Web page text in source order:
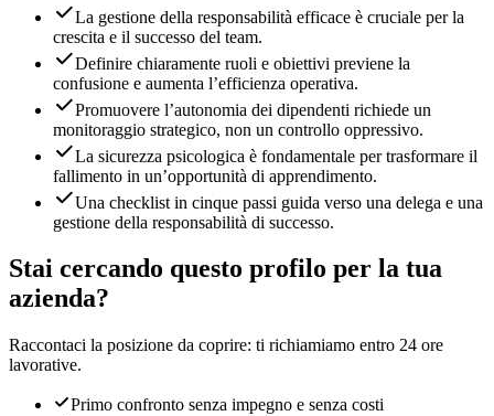
La gestione della responsabilità efficace è cruciale per la
crescita e il successo del team.
Definire chiaramente ruoli e obiettivi previene la
confusione e aumenta l’efficienza operativa.
Promuovere l’autonomia dei dipendenti richiede un
monitoraggio strategico, non un controllo oppressivo.
La sicurezza psicologica è fondamentale per trasformare il
fallimento in un’opportunità di apprendimento.
Una checklist in cinque passi guida verso una delega e una
gestione della responsabilità di successo.
Stai cercando questo profilo per la tua
azienda?
Raccontaci la posizione da coprire: ti richiamiamo entro 24 ore
lavorative.
Primo confronto senza impegno e senza costi